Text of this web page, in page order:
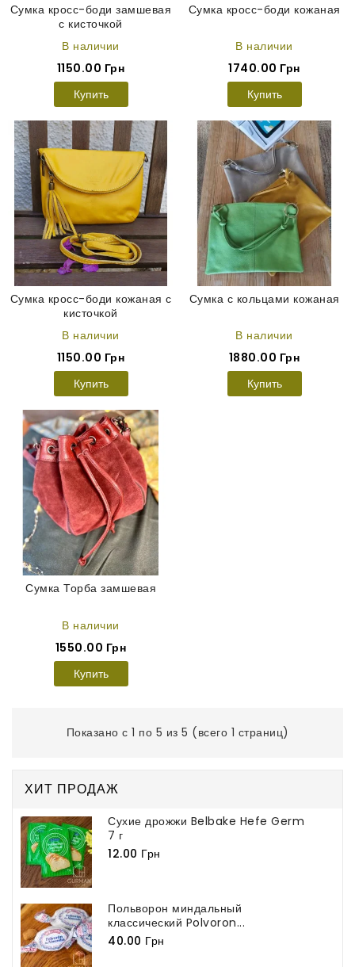
Сумка кросс-боди замшевая
с кисточкой
В наличии
1150.00 Грн
Купить
Сумка кросс-боди кожаная
В наличии
1740.00 Грн
Купить
Сумка кросс-боди кожаная с
кисточкой
В наличии
1150.00 Грн
Купить
Сумка с кольцами кожаная
В наличии
1880.00 Грн
Купить
Сумка Торба замшевая
В наличии
1550.00 Грн
Купить
Показано с 1 по 5 из 5 (всего 1 страниц)
ХИТ ПРОДАЖ
Сухие дрожжи Belbake Hefe Germ
7 г
12.00 Грн
Польворон миндальный
классический Polvoron...
40.00 Грн